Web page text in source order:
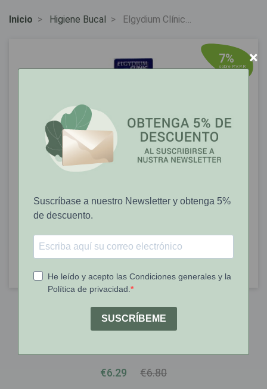
Inicio Higiene Bucal
7%
sobre P.V.P.R
Elgydium Clínic Vademecum Extr-
€6.29 €6.80
×